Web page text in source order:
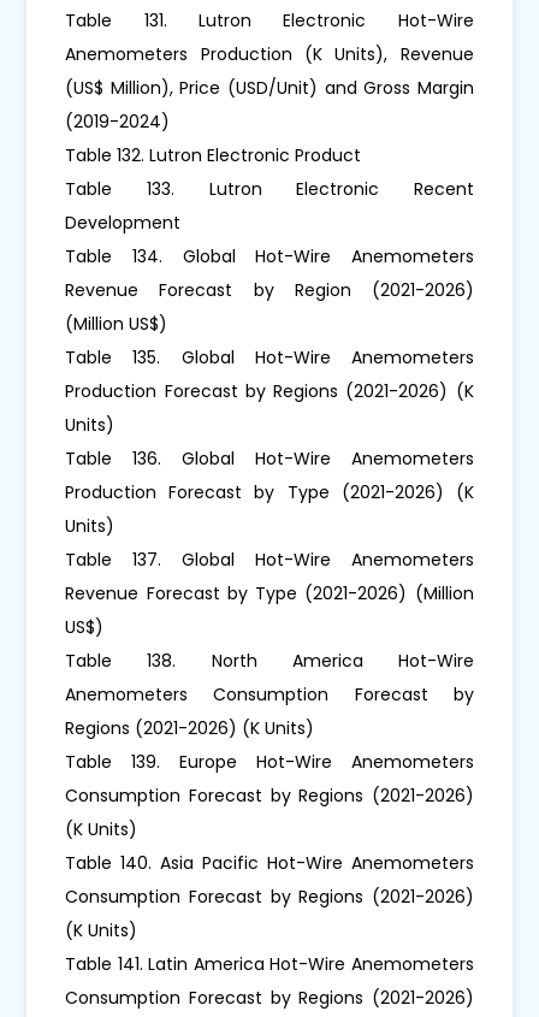
Table 131. Lutron Electronic Hot-Wire
Anemometers Production (K Units), Revenue
(US$ Million), Price (USD/Unit) and Gross Margin
(2019-2024)
Table 132. Lutron Electronic Product
Table 133. Lutron Electronic Recent
Development
Table 134. Global Hot-Wire Anemometers
Revenue Forecast by Region (2021-2026)
(Million US$)
Table 135. Global Hot-Wire Anemometers
Production Forecast by Regions (2021-2026) (K
Units)
Table 136. Global Hot-Wire Anemometers
Production Forecast by Type (2021-2026) (K
Units)
Table 137. Global Hot-Wire Anemometers
Revenue Forecast by Type (2021-2026) (Million
US$)
Table 138. North America Hot-Wire
Anemometers Consumption Forecast by
Regions (2021-2026) (K Units)
Table 139. Europe Hot-Wire Anemometers
Consumption Forecast by Regions (2021-2026)
(K Units)
Table 140. Asia Pacific Hot-Wire Anemometers
Consumption Forecast by Regions (2021-2026)
(K Units)
Table 141. Latin America Hot-Wire Anemometers
Consumption Forecast by Regions (2021-2026)